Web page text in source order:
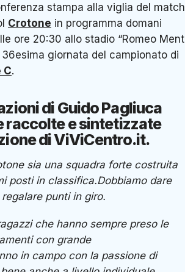
stampa alla viglia del match
Crotone in programma domani
ore 20:30 allo stadio “Romeo
giornata del campionato di
C.
di Guido Pagliuca
raccolte e sintetizzate
di ViViCentro.it.
sia una squadra forte costruita
posti in classifica.Dobbiamo dare
punti in giro.
che hanno sempre preso le
con grande
in campo con la passione di